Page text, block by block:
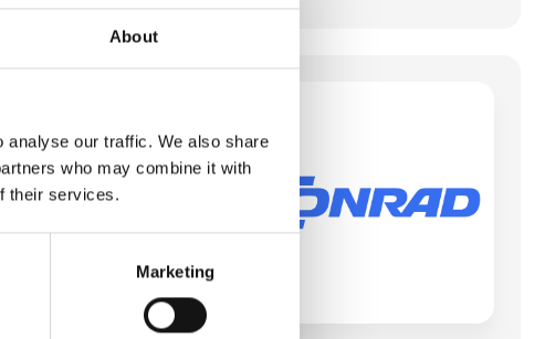
About
analyse our traffic. We also share
who may combine it with
their services.
Marketing
været en pålidelig partner
og står i dag bag
der dækker alle
eller forretning til en
Automation &
& Testinstrumenter, Kabler